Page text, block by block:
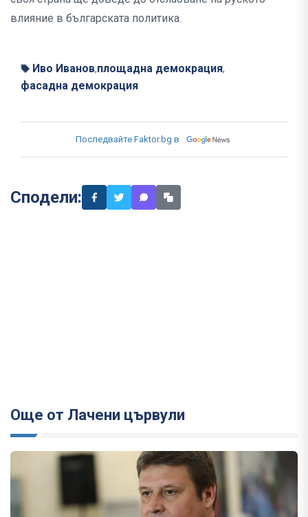
влияние в българската политика.
Иво Иванов,площадна демокрация,
фасадна демокрация
Последвайте Faktor.bg в
Сподели:
Още от Лачени цървули